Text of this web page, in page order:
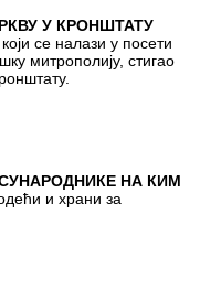
У КРОНШТАТУ
се налази у посети
митрополију, стигао
НА КИМ
и храни за